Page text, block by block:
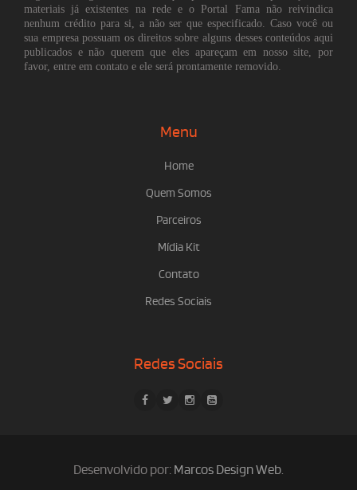
materiais já existentes na rede e o Portal Fama não reivindica
nenhum crédito para si, a não ser que especificado. Caso você ou
sua empresa possuam os direitos sobre alguns desses conteúdos aqui
publicados e não querem que eles apareçam em nosso site, por
favor, entre em contato e ele será prontamente removido.
Menu
Home
Quem Somos
Parceiros
Mídia Kit
Contato
Redes Sociais
Redes Sociais
Desenvolvido por: Marcos Design Web.